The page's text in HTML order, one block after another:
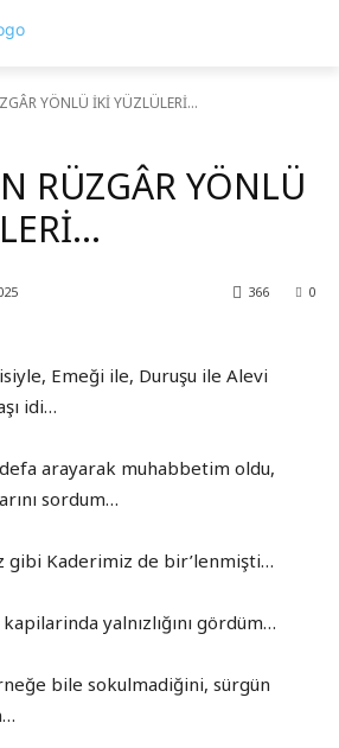
YÖNLÜ İKİ YÜZLÜLERİ…
RÜZGÂR YÖNLÜ
0
366
Emeği ile, Duruşu ile Alevi
idi…
arayarak muhabbetim oldu,
sordum…
gibi Kaderimiz de bir’lenmişti…
yalnızlığını gördüm…
bile sokulmadiğini, sürgün